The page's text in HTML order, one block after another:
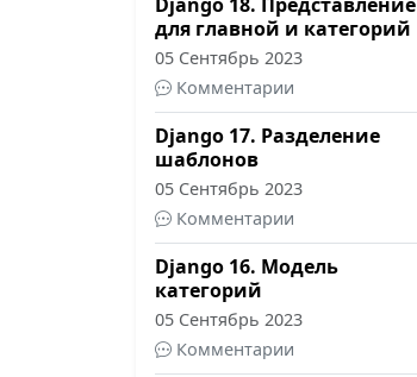
для главной и категорий
05 Сентябрь 2023
Комментарии
Django 17. Разделение
шаблонов
05 Сентябрь 2023
Комментарии
Django 16. Модель
категорий
05 Сентябрь 2023
Комментарии